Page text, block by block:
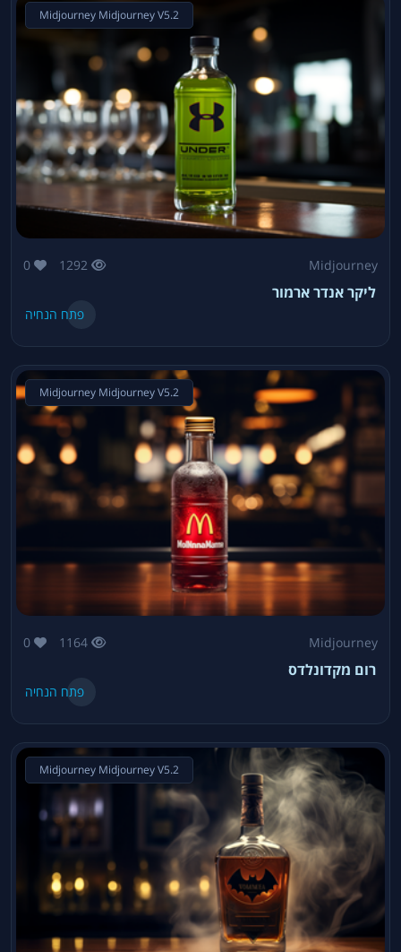
Midjourney Midjourney V5.2
Midjourney
1292
0
ליקר אנדר ארמור
פתח הנחיה
Midjourney Midjourney V5.2
Midjourney
1164
0
רום מקדונלדס
פתח הנחיה
Midjourney Midjourney V5.2